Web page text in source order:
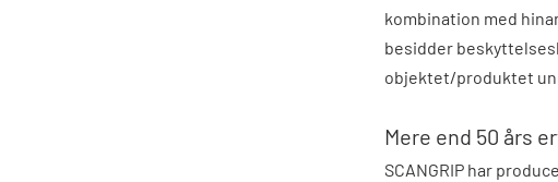
kombination med
besidder
objektet/produktet
Mere end 50 års
SCANGRIP har